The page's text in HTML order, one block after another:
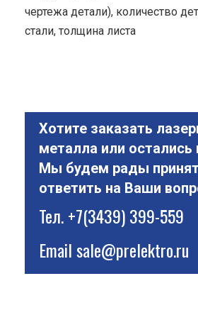
чертежа детали), количество
стали, толщина листа
Хотите заказать
металла или остались
Мы будем рады
ответить на Ваши
Тел.+7(3439) 399-559
Emailsale@prelektro.ru